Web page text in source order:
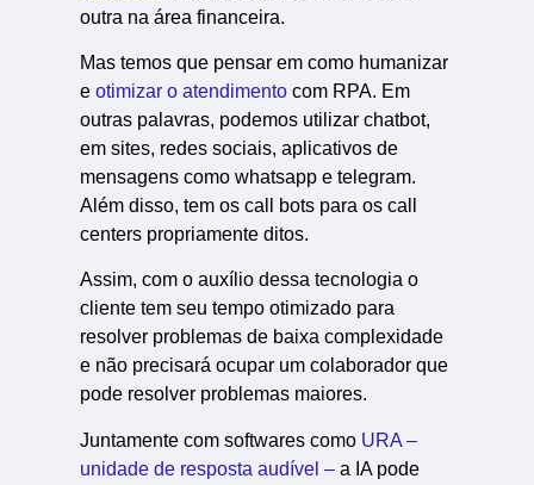
outra na área financeira.
Mas temos que pensar em como humanizar
eotimizar o atendimento com RPA. Em
outras palavras, podemos utilizar chatbot,
em sites, redes sociais, aplicativos de
mensagens como whatsapp e telegram.
Além disso, tem os call bots para os call
centers propriamente ditos.
Assim, com o auxílio dessa tecnologia o
cliente tem seu tempo otimizado para
resolver problemas de baixa complexidade
e não precisará ocupar um colaborador que
pode resolver problemas maiores.
Juntamente com softwares como URA –
unidade de resposta audível –a IA pode